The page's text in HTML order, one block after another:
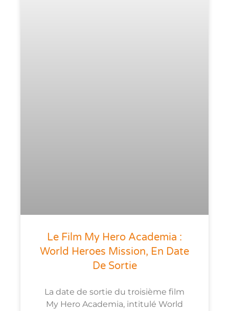
Le Film My Hero Academia :
World Heroes Mission, En Date
De Sortie
La date de sortie du troisième film
My Hero Academia, intitulé World